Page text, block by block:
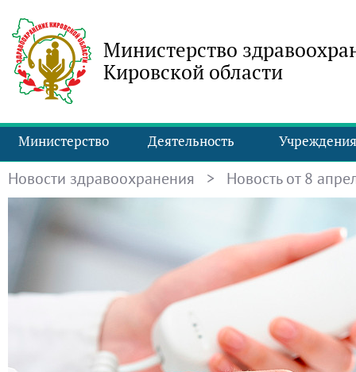
Министерство
Кировской области
Министерство Деятельность Учреждения
Новости здравоохранения > Новость от 8